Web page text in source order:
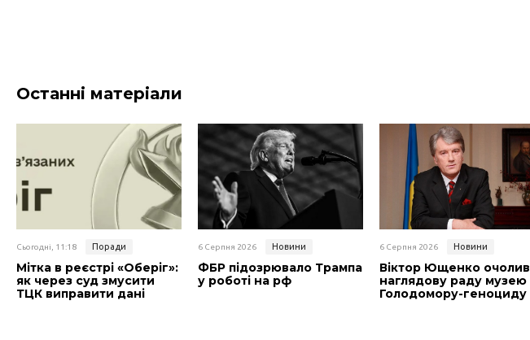
Останні матеріали
Сьогодні, 11:18 Поради
Мітка в реєстрі «Оберіг»:
як через суд змусити
ТЦК виправити дані
6 Серпня 2026 Новини
ФБР підозрювало Трампа
у роботі на рф
6 Серпня 2026 Новини
Віктор Ющенко очолив
наглядову раду музею
Голодомору-геноциду